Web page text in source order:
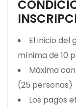
El inicio del
mínima de 10
Máxima
(25 personas)
Los pagos